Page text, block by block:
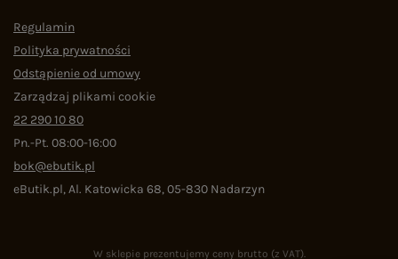
Regulamin
Polityka prywatności
Odstąpienie od umowy
Zarządzaj plikami cookie
22 290 10 80
Pn.-Pt. 08:00-16:00
bok@ebutik.pl
eButik.pl,Al. Katowicka 68,05-830 Nadarzyn
W sklepie prezentujemy ceny brutto (z VAT).